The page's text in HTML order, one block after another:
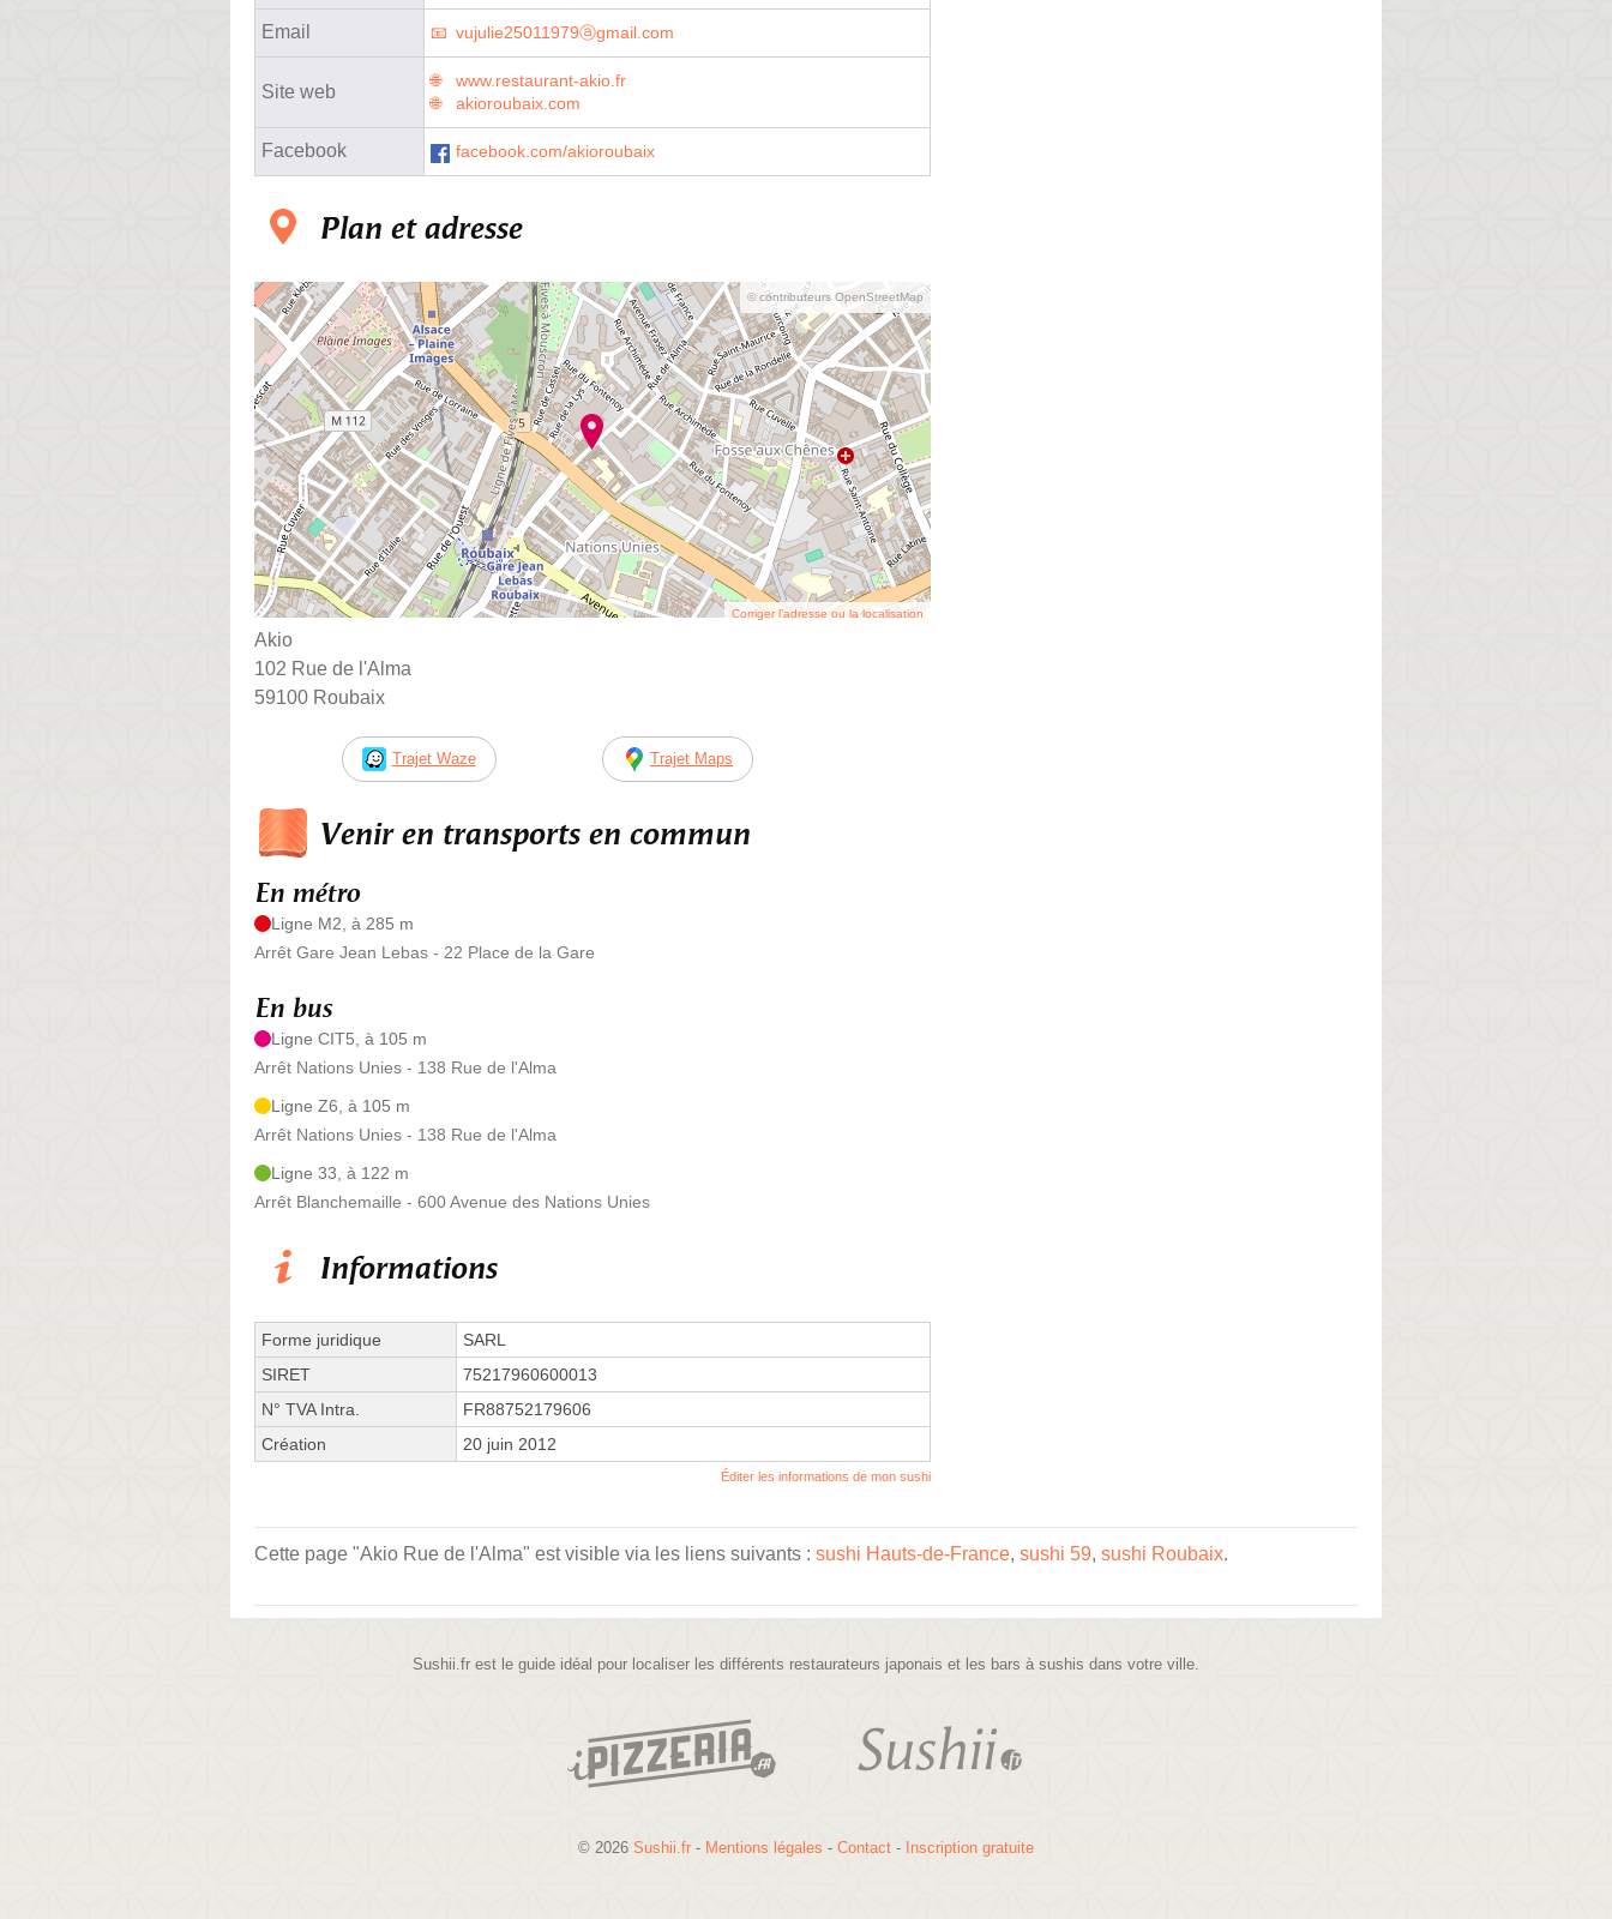
Email vujulie25011979ⓐgmail.com
Site web
www.restaurant-akio.fr
akioroubaix.com
Facebook facebook.com/akioroubaix
Plan et adresse
© contributeurs OpenStreetMap
Corriger l’adresse ou la localisation
Akio
102 Rue de l'Alma
59100 Roubaix
Trajet Waze Trajet Maps
Venir en transports en commun
En métro
Ligne M2, à 285 m
Arrêt Gare Jean Lebas - 22 Place de la Gare
En bus
Ligne CIT5, à 105 m
Arrêt Nations Unies - 138 Rue de l'Alma
Ligne Z6, à 105 m
Arrêt Nations Unies - 138 Rue de l'Alma
Ligne 33, à 122 m
Arrêt Blanchemaille - 600 Avenue des Nations Unies
Informations
Forme juridique
SARL
SIRET
75217960600013
N° TVA Intra.
FR88752179606
Création
20 juin 2012
Éditer les informations de mon sushi
Cette page "Akio Rue de l'Alma" est visible via les liens suivants : sushi Hauts-de-France, sushi 59, sushi Roubaix.
Sushii.fr est le guide idéal pour localiser les différents restaurateurs japonais et les bars à sushis dans votre ville.
© 2026 Sushii.fr - Mentions légales - Contact - Inscription gratuite